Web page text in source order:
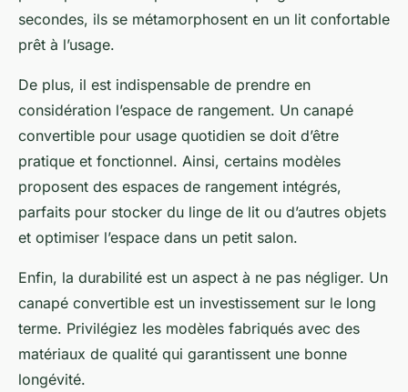
secondes, ils se métamorphosent en un lit confortable
prêt à l’usage.
De plus, il est indispensable de prendre en
considération l’espace de rangement. Un canapé
convertible pour usage quotidien se doit d’être
pratique et fonctionnel. Ainsi, certains modèles
proposent des espaces de rangement intégrés,
parfaits pour stocker du linge de lit ou d’autres objets
et optimiser l’espace dans un petit salon.
Enfin, la durabilité est un aspect à ne pas négliger. Un
canapé convertible est un investissement sur le long
terme. Privilégiez les modèles fabriqués avec des
matériaux de qualité qui garantissent une bonne
longévité.